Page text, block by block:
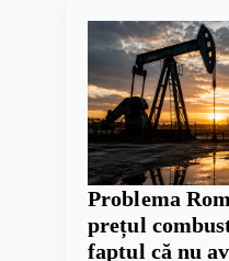
Problema
prețul
faptul că nu